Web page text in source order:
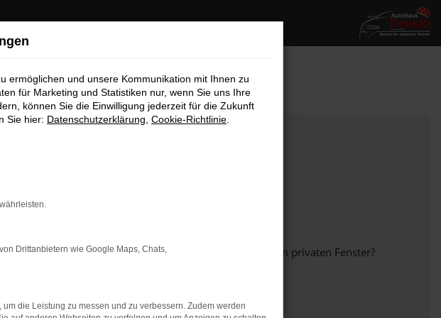
die Seite in einem anderen Browser oder in einem privaten Fenster?
ermöglichen und unsere Kommunikation mit Ihnen zu
für Marketing und Statistiken nur, wenn Sie uns Ihre
können Sie die Einwilligung jederzeit für die Zukunft
Sie hier: Datenschutzerklärung Cookie-Richtlinie
Drittanbietern wie Google Maps, Chats,
die Leistung zu messen und zu verbessern. Zudem werden